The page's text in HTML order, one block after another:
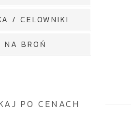
/ CELOWNIKI
NA BROŃ
PO CENACH